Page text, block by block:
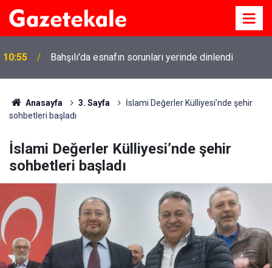
10:55 Bahşılı'da esnafın sorunları yerinde dinlendi
Anasayfa 3. Sayfa
İslami Değerler Külliyesi’nde şehir
sohbetleri başladı
İslami Değerler Külliyesi’nde şehir
sohbetleri başladı